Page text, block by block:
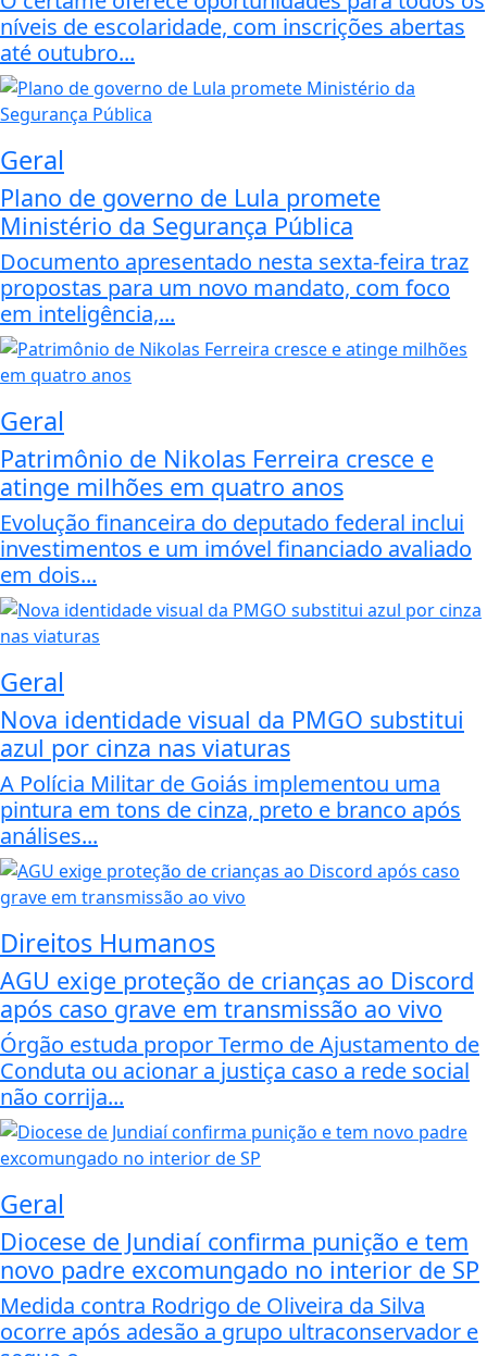
níveis de escolaridade, com inscrições abertas
até outubro...
Geral
Plano de governo de Lula promete
Ministério da Segurança Pública
Documento apresentado nesta sexta-feira traz
propostas para um novo mandato, com foco
em inteligência,...
Geral
Patrimônio de Nikolas Ferreira cresce e
atinge milhões em quatro anos
Evolução financeira do deputado federal inclui
investimentos e um imóvel financiado avaliado
em dois...
Geral
Nova identidade visual da PMGO substitui
azul por cinza nas viaturas
A Polícia Militar de Goiás implementou uma
pintura em tons de cinza, preto e branco após
análises...
Direitos Humanos
AGU exige proteção de crianças ao Discord
após caso grave em transmissão ao vivo
Órgão estuda propor Termo de Ajustamento de
Conduta ou acionar a justiça caso a rede social
não corrija...
Geral
Diocese de Jundiaí confirma punição e tem
novo padre excomungado no interior de SP
Medida contra Rodrigo de Oliveira da Silva
ocorre após adesão a grupo ultraconservador e